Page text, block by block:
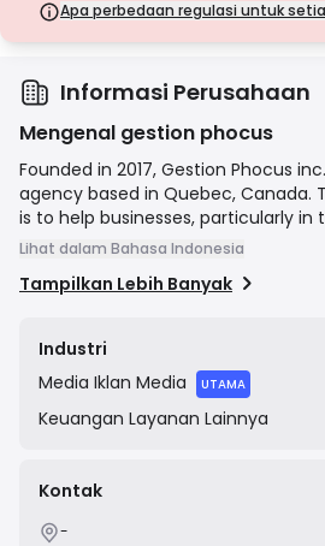
Apa perbedaan regulasi untuk
Dari yurisdiksi dengan pengawasan
asuransi. Meskipun menarik untuk
menimbulkan risiko yang
Informasi Perusahaan
Mengenal gestion phocus
Founded in 2017, Gestion Phocus
agency based in Quebec, Canada.
is to help businesses, particularly in
growth by developing and
generation and include social
Google Ads management, and
Lihat dalam Bahasa Indonesia
Tampilkan Lebih Banyak
Industri
Media Iklan Media UTAMA
Keuangan Layanan Lainnya
Kontak
-